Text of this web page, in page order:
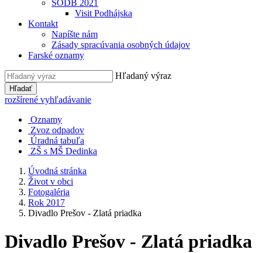
SODB 2021
Visit Podhájska
Kontakt
Napíšte nám
Zásady spracúvania osobných údajov
Farské oznamy
Hľadaný výraz
Hľadať
rozšírené vyhľadávanie
Oznamy
Zvoz odpadov
Úradná tabuľa
ZŠ s MŠ Dedinka
Úvodná stránka
Život v obci
Fotogaléria
Rok 2017
Divadlo Prešov - Zlatá priadka
Divadlo Prešov - Zlatá priadka